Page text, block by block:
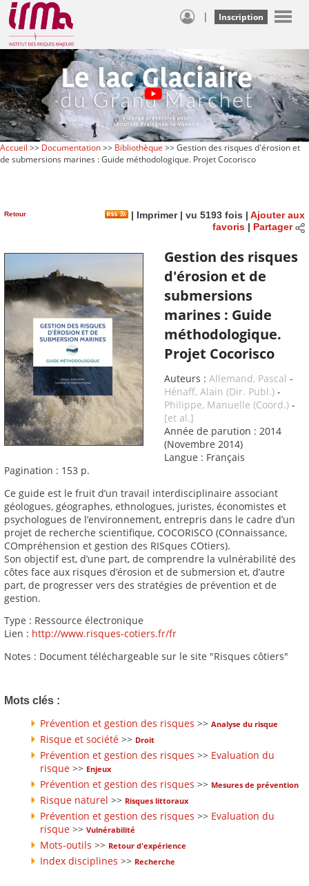
| Inscription
Accueil >> Documentation>> Bibliothèque >> Gestion des risques d'érosion et
de submersions marines : Guide méthodologique. Projet Cocorisco
Retour | Imprimer| vu 5193 fois | Ajouter aux
favoris| Partager
Gestion des risques
d'érosion et de
submersions
marines : Guide
méthodologique.
Projet Cocorisco
Auteurs : Allemand, Pascal -
Hénaff, Alain (Dir. Publ.) -
Philippe, Manuelle (Coord.) -
[et al.]
Année de parution : 2014
(Novembre 2014)
Langue : Français
Pagination : 153 p.
Ce guide est le fruit d’un travail interdisciplinaire associant
géologues, géographes, ethnologues, juristes, économistes et
psychologues de l’environnement, entrepris dans le cadre d’un
projet de recherche scientifique, COCORISCO (COnnaissance,
COmpréhension et gestion des RISques COtiers).
Son objectif est, d’une part, de comprendre la vulnérabilité des
côtes face aux risques d’érosion et de submersion et, d’autre
part, de progresser vers des stratégies de prévention et de
gestion.
Type : Ressource électronique
Lien : http://www.risques-cotiers.fr/fr
Notes : Document téléchargeable sur le site "Risques côtiers"
Mots clés :
Prévention et gestion des risques >> Analyse du risque
Risque et société >> Droit
Prévention et gestion des risques >> Evaluation du
risque >> Enjeux
Prévention et gestion des risques >> Mesures de prévention
Risque naturel >> Risques littoraux
Prévention et gestion des risques >> Evaluation du
risque >> Vulnérabilité
Mots-outils >> Retour d'expérience
Index disciplines >> Recherche